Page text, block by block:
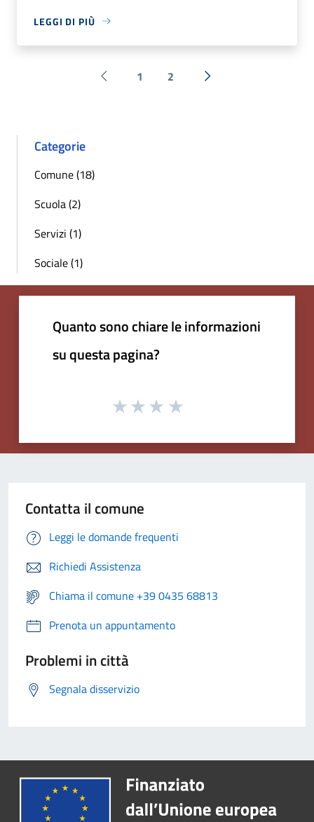
LEGGI DI PIÙ
Pagina precedente
1 2 Successiva »
Categorie
Comune (18)
Scuola (2)
Servizi (1)
Sociale (1)
Quanto sono chiare le informazioni
su questa pagina?
Contatta il comune
Leggi le domande frequenti
Richiedi Assistenza
Chiama il comune +39 0435 68813
Prenota un appuntamento
Problemi in città
Segnala disservizio